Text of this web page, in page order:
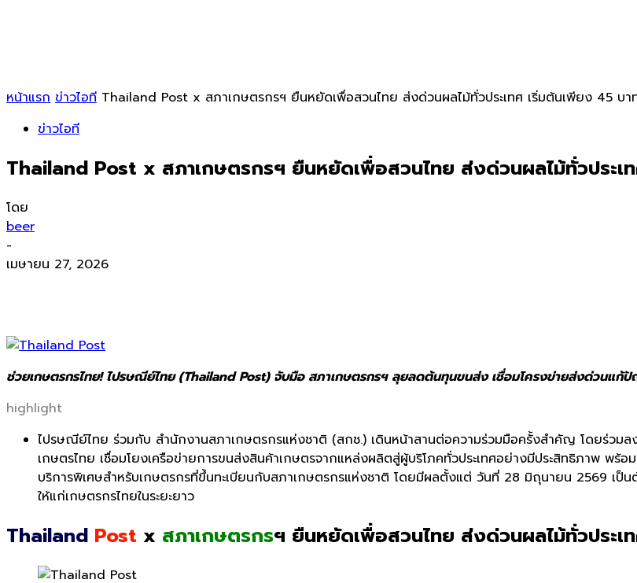
หน้าแรก ข่าวไอที Thailand Post x สภาเกษตรกรฯ ยืนหยัดเพื่อสวนไทย ส่งด่วนผลไม้ทั่วประเทศ เริ่มต้นเพียง 45 บา
ข่าวไอที
Thailand Post x สภาเกษตรกรฯ ยืนหยัดเพื่อสวนไทย ส่งด่วนผลไม้ทั่วประเ
โดย
beer
-
เมษายน 27, 2026
ช่วยเกษตรกรไทย! ไปรษณีย์ไทย (Thailand Post) จับมือ สภาเกษตรกรฯ ลุยลดต้นทุนขนส่ง เชื่อมโครงข่ายส่งด่วนแก้
highlight
ไปรษณีย์ไทย ร่วมกับ สำนักงานสภาเกษตรกรแห่งชาติ (สกช.) เดินหน้าสานต่อความร่วมมือครั้งสำคัญ โดยร่วมล
เกษตรไทย เชื่อมโยงเครือข่ายการขนส่งสินค้าเกษตรจากแหล่งผลิตสู่ผู้บริโภคทั่วประเทศอย่างมีประสิทธิภาพ พร้อม
บริการพิเศษสำหรับเกษตรกรที่ขึ้นทะเบียนกับสภาเกษตรกรแห่งชาติ โดยมีผลตั้งแต่ วันที่ 28 มิถุนายน 2569 เป็น
ให้แก่เกษตรกรไทยในระยะยาว
Thailand Post x สภาเกษตรกรฯ ยืนหยัดเพื่อสวนไทย ส่งด่วนผลไม้ทั่วประเ